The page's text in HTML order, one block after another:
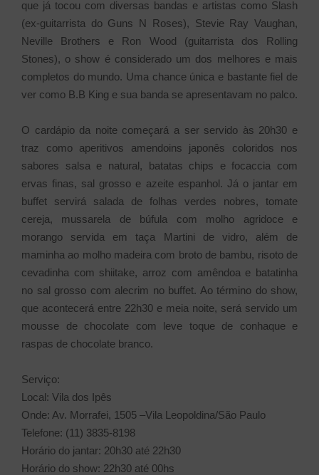
que já tocou com diversas bandas e artistas como Slash
(ex-guitarrista do Guns N Roses), Stevie Ray Vaughan,
Neville Brothers e Ron Wood (guitarrista dos Rolling
Stones), o show é considerado um dos melhores e mais
completos do mundo. Uma chance única e bastante fiel de
ver como B.B King e sua banda se apresentavam no palco.
O cardápio da noite começará a ser servido às 20h30 e
traz como aperitivos amendoins japonês coloridos nos
sabores salsa e natural, batatas chips e focaccia com
ervas finas, sal grosso e azeite espanhol. Já o jantar em
buffet servirá salada de folhas verdes nobres, tomate
cereja, mussarela de búfula com molho agridoce e
morango servida em taça Martini de vidro, além de
maminha ao molho madeira com broto de bambu, risoto de
cevadinha com shiitake, arroz com amêndoa e batatinha
no sal grosso com alecrim no buffet. Ao término do show,
que acontecerá entre 22h30 e meia noite, será servido um
mousse de chocolate com leve toque de conhaque e
raspas de chocolate branco.
Serviço:
Local: Vila dos Ipês
Onde: Av. Morrafei, 1505 –Vila Leopoldina/São Paulo
Telefone: (11) 3835-8198
Horário do jantar: 20h30 até 22h30
Horário do show: 22h30 até 00hs